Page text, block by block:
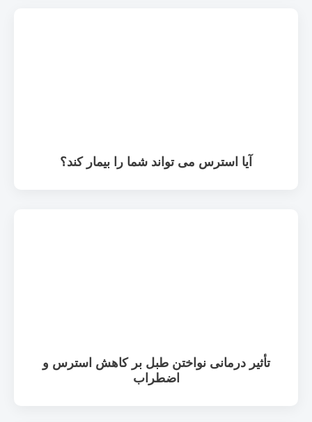
آیا استرس می تواند شما را بیمار کند؟
تأثیر درمانی نواختن طبل بر کاهش استرس و
اضطراب